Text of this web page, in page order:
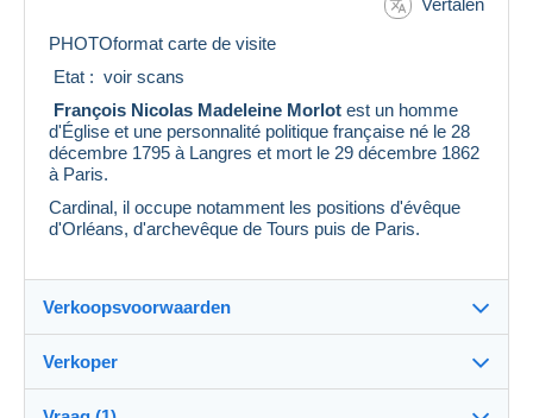
PHOTOformat carte de visite
Etat : voir scans
François Nicolas Madeleine Morlot est un homme
d'Église et une personnalité politique française né le 28
décembre 1795 à Langres et mort le 29 décembre 1862
à Paris.
Cardinal, il occupe notamment les positions d'évêque
d'Orléans, d'archevêque de Tours puis de Paris.
Verkoopsvoorwaarden
Bestemming:
Zie de lijst van landen
Verkoper